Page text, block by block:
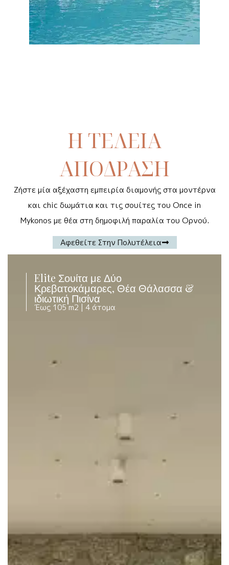
Η ΤΕΛΕΙΑ
ΑΠΟΔΡΑΣΗ
Ζήστε μία αξέχαστη εμπειρία διαμονής στα μοντέρνα
και chic δωμάτια και τις σουίτες του Once in
Mykonos με θέα στη δημοφιλή παραλία του Ορνού.
Αφεθείτε Στην Πολυτέλεια
Elite Σουίτα με Δύο
Κρεβατοκάμαρες, Θέα Θάλασσα &
ιδιωτική Πισίνα
Έως 105 m2 | 4 άτομα